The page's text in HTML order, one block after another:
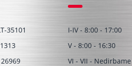
35101
I-IV - 8:00 - 17:00
V - 8:00 - 16:30
VI - VII - Nedirbame